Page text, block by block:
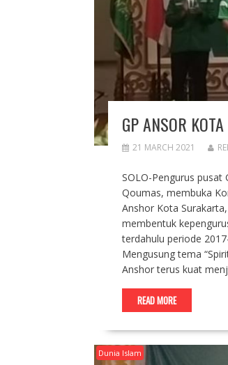
GP ANSOR
21 MARCH 2021
SOLO-Pengurus
Qoumas, membuka
Anshor Kota
membentuk
terdahulu periode
Mengusung tema
Anshor terus kuat
READ MORE
Dunia Islam